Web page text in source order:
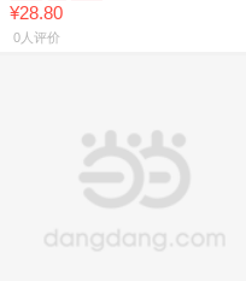
¥28.80
0人评价